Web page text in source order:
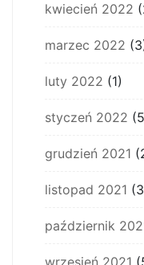
kwiecień 2022
marzec 2022
luty 2022 (1)
styczeń 2022
grudzień 2021
listopad 2021
październik
wrzesień 2021